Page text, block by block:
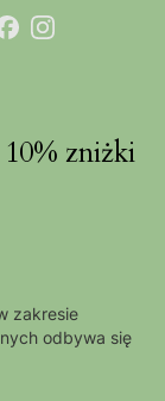
zniżki
zakresie
odbywa się